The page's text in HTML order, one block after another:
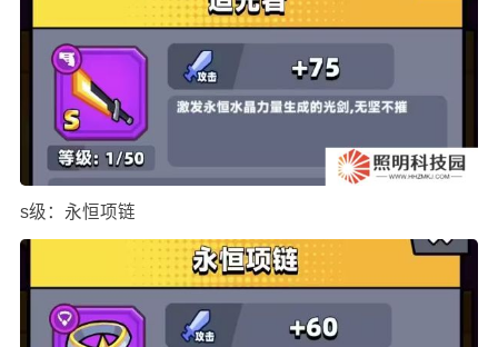
s级：永恒项链